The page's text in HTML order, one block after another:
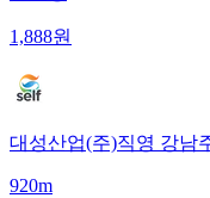
1,888원
대성산업(주)직영 강남
920m